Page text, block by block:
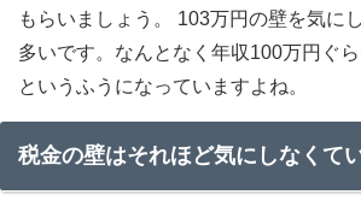
もらいましょう。 103万円の壁を気に
多いです。なんとなく年収100万円ぐ
というふうになっていますよね。
税金の壁はそれほど気にしなくて